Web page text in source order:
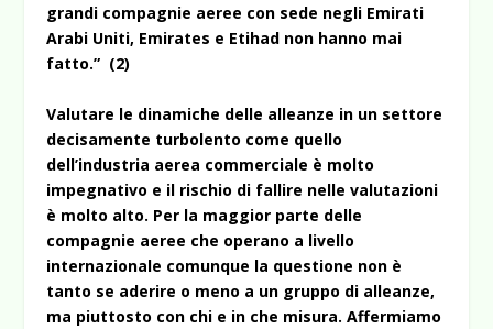
grandi compagnie aeree con sede negli Emirati
Arabi Uniti, Emirates e Etihad non hanno mai
fatto.” (2)
Valutare le dinamiche delle alleanze in un settore
decisamente turbolento come quello
dell’industria aerea commerciale è molto
impegnativo e il rischio di fallire nelle valutazioni
è molto alto. Per la maggior parte delle
compagnie aeree che operano a livello
internazionale comunque la questione non è
tanto se aderire o meno a un gruppo di alleanze,
ma piuttosto con chi e in che misura. Affermiamo